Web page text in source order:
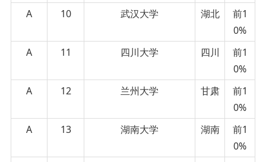
A
10 武汉大学 湖北
前1
0%
A
11 四川大学 四川
前1
0%
A
12 兰州大学 甘肃
前1
0%
A
13 湖南大学 湖南
前1
0%